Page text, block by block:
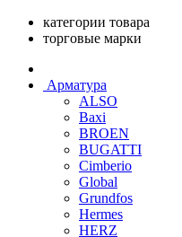
категории товара
торговые марки
Арматура
ALSO
Baxi
BROEN
BUGATTI
Cimberio
Global
Grundfos
Hermes
HERZ